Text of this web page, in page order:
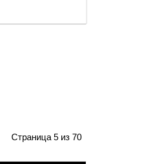
Страница 5 из 70